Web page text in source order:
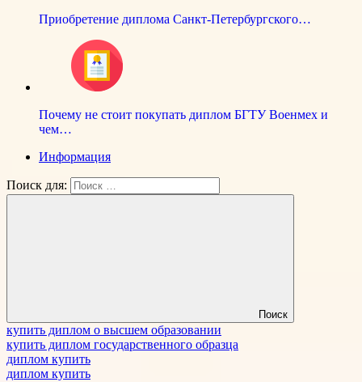
Приобретение диплома Санкт-Петербургского…
Почему не стоит покупать диплом БГТУ Военмех и
чем…
Информация
Поиск для:
Поиск
купить диплом о высшем образовании
купить диплом государственного образца
диплом купить
диплом купить